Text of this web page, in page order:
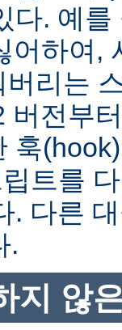
다. 예
어하여,
리는
버전부
훅
트를
. 다른
.
지 않